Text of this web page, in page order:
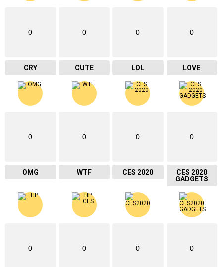
0
CRY
0
CUTE
0
LOL
0
LOVE
0
OMG
0
WTF
0
CES 2020
0
CES 2020
GADGETS
0 0 0 0